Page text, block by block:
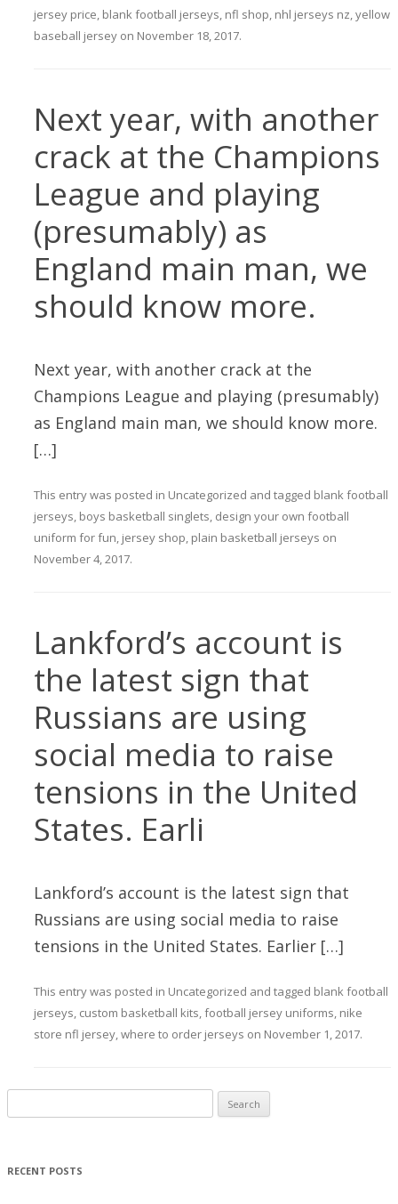
jersey price, blank football jerseys, nfl shop, nhl jerseys nz,yellow
baseball jersey on November 18, 2017.
Next year, with another
crack at the Champions
League and playing
(presumably) as
England main man, we
should know more.
Next year, with another crack at the
Champions League and playing (presumably)
as England main man, we should know more.
[…]
This entry was posted in Uncategorized and tagged blank football
jerseys, boys basketball singlets, design your own football
uniform for fun, jersey shop, plain basketball jerseys on
November 4, 2017.
Lankford’s account is
the latest sign that
Russians are using
social media to raise
tensions in the United
States. Earli
Lankford’s account is the latest sign that
Russians are using social media to raise
tensions in the United States. Earlier […]
This entry was posted in Uncategorized and tagged blank football
jerseys, custom basketball kits,football jersey uniforms, nike
store nfl jersey,where to order jerseys on November 1, 2017.
RECENT POSTS